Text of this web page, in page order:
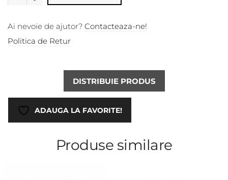
Ai nevoie de ajutor? Contacteaza-ne!
Politica de Retur
DISTRIBUIE PRODUS
ADAUGA LA FAVORITE!
Produse similare